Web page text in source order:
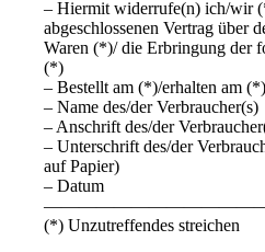
– Hiermit widerrufe(n) ich/wir
abgeschlossenen Vertrag über
Waren (*)/ die Erbringung der
(*)
– Bestellt am (*)/erhalten am (*)
– Name des/der Verbraucher(s)
– Anschrift des/der
– Unterschrift des/der
auf Papier)
– Datum
(*) Unzutreffendes streichen